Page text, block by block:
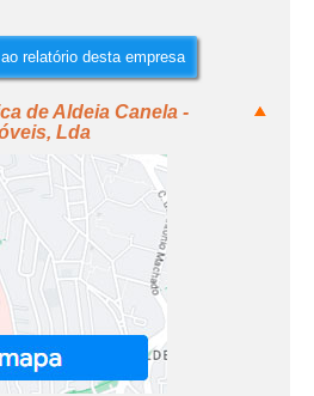
relatório desta empresa
de Aldeia Canela -
Lda